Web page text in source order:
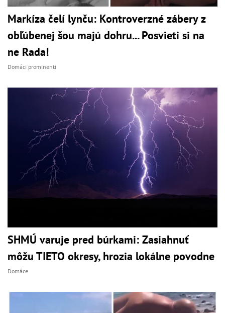
Markíza čelí lynču: Kontroverzné zábery z
obľúbenej šou majú dohru... Posvieti si na
ne Rada!
Domáci prominenti
SHMÚ varuje pred búrkami: Zasiahnuť
môžu TIETO okresy, hrozia lokálne povodne
Domáce